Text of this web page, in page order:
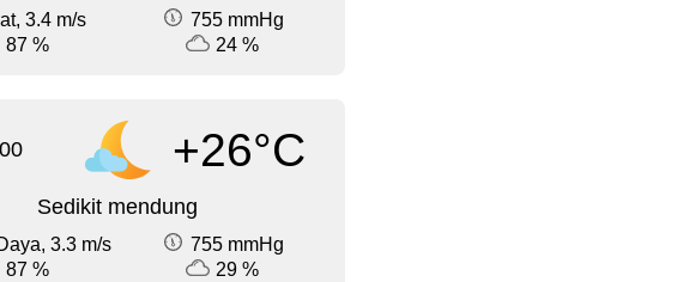
3.4 m/s
755 mmHg
87 %
24 %
+26°C
Sedikit mendung
3.3 m/s
755 mmHg
87 %
29 %